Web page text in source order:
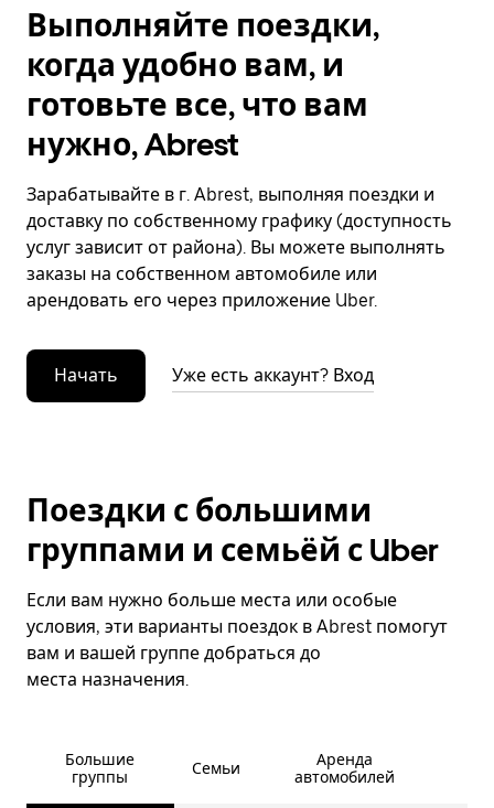
Выполняйте поездки,
когда удобно вам, и
готовьте все, что вам
нужно, Abrest
Зарабатывайте в г. Abrest, выполняя поездки и
доставку по собственному графику (доступность
услуг зависит от района). Вы можете выполнять
заказы на собственном автомобиле или
арендовать его через приложение Uber.
Начать Уже есть аккаунт? Вход
Поездки с большими
группами и семьёй с Uber
Если вам нужно больше места или особые
условия, эти варианты поездок в Abrest помогут
вам и вашей группе добраться до
места назначения.
Большие
группы
Семьи
Аренда
автомобилей